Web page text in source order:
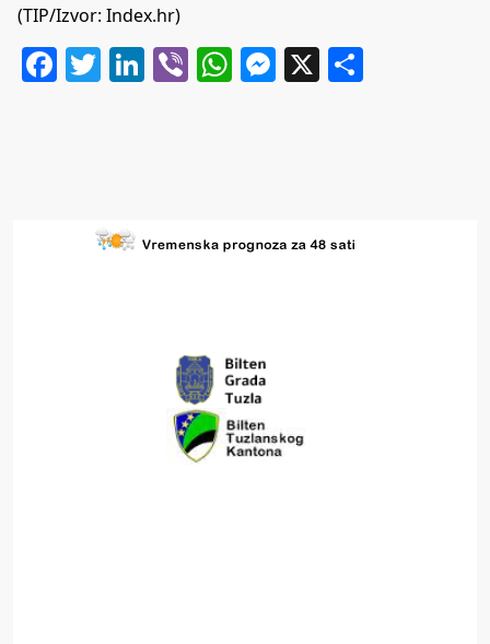
(TIP/Izvor: Index.hr)
Facebook
Twitter
LinkedIn
ViberWhatsApp
Messenger
X